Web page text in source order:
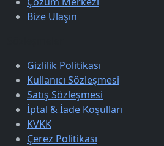
Bize Ulaşın
Gizlilik Politikası
Kullanıcı Sözleşmesi
Satış Sözleşmesi
İptal & İade Koşulları
KVKK
Çerez Politikası